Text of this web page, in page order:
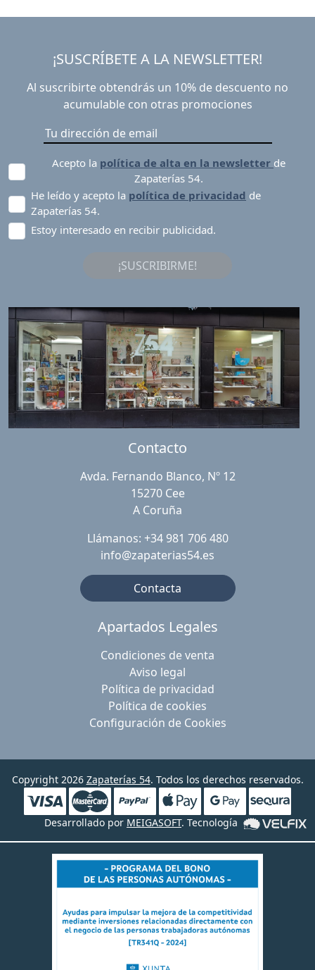
¡SUSCRÍBETE A LA NEWSLETTER!
Al suscribirte obtendrás un 10% de descuento no
acumulable con otras promociones
Acepto la política de alta en la newsletter de
Zapaterías 54.
He leído y acepto la política de privacidad de
Zapaterías 54.
Estoy interesado en recibir publicidad.
¡SUSCRIBIRME!
Contacto
Avda. Fernando Blanco, Nº 12
15270 Cee
A Coruña
Llámanos: +34 981 706 480
info@zapaterias54.es
Contacta
Apartados Legales
Condiciones de venta
Aviso legal
Política de privacidad
Política de cookies
Configuración de Cookies
Copyright 2026 Zapaterías 54. Todos los derechos reservados.
Desarrollado por MEIGASOFT. Tecnología